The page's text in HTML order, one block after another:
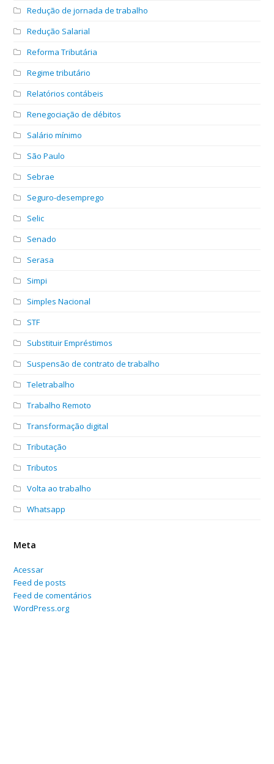
Redução de jornada de trabalho
Redução Salarial
Reforma Tributária
Regime tributário
Relatórios contábeis
Renegociação de débitos
Salário mínimo
São Paulo
Sebrae
Seguro-desemprego
Selic
Senado
Serasa
Simpi
Simples Nacional
STF
Substituir Empréstimos
Suspensão de contrato de trabalho
Teletrabalho
Trabalho Remoto
Transformação digital
Tributação
Tributos
Volta ao trabalho
Whatsapp
Meta
Acessar
Feed de posts
Feed de comentários
WordPress.org